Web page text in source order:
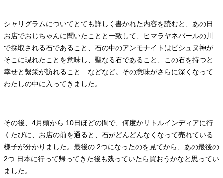
シャリグラムについてとても詳しく書かれた内容を読むと、あの日
お店でおじちゃんに聞いたことと一致して、ヒマラヤネパールの川
で採取される石であること、石の中のアンモナイトはビシュヌ神が
そこに現れたことを意味し、聖なる石であること、この石を持つと
幸せと繫栄が訪れること…などなど。その意味がさらに深くなって
わたしの中に入ってきました。
その後、4月頭から 10日ほどの間で、何度かリトルインディアに行
くたびに、お店の前を通ると、石がどんどんなくなって売れている
様子が分かりました。最後の 2つになったのを見てから、あの最後の
2つ 日本に行って帰ってきた後も残っていたら買おうかなと思ってい
ました。